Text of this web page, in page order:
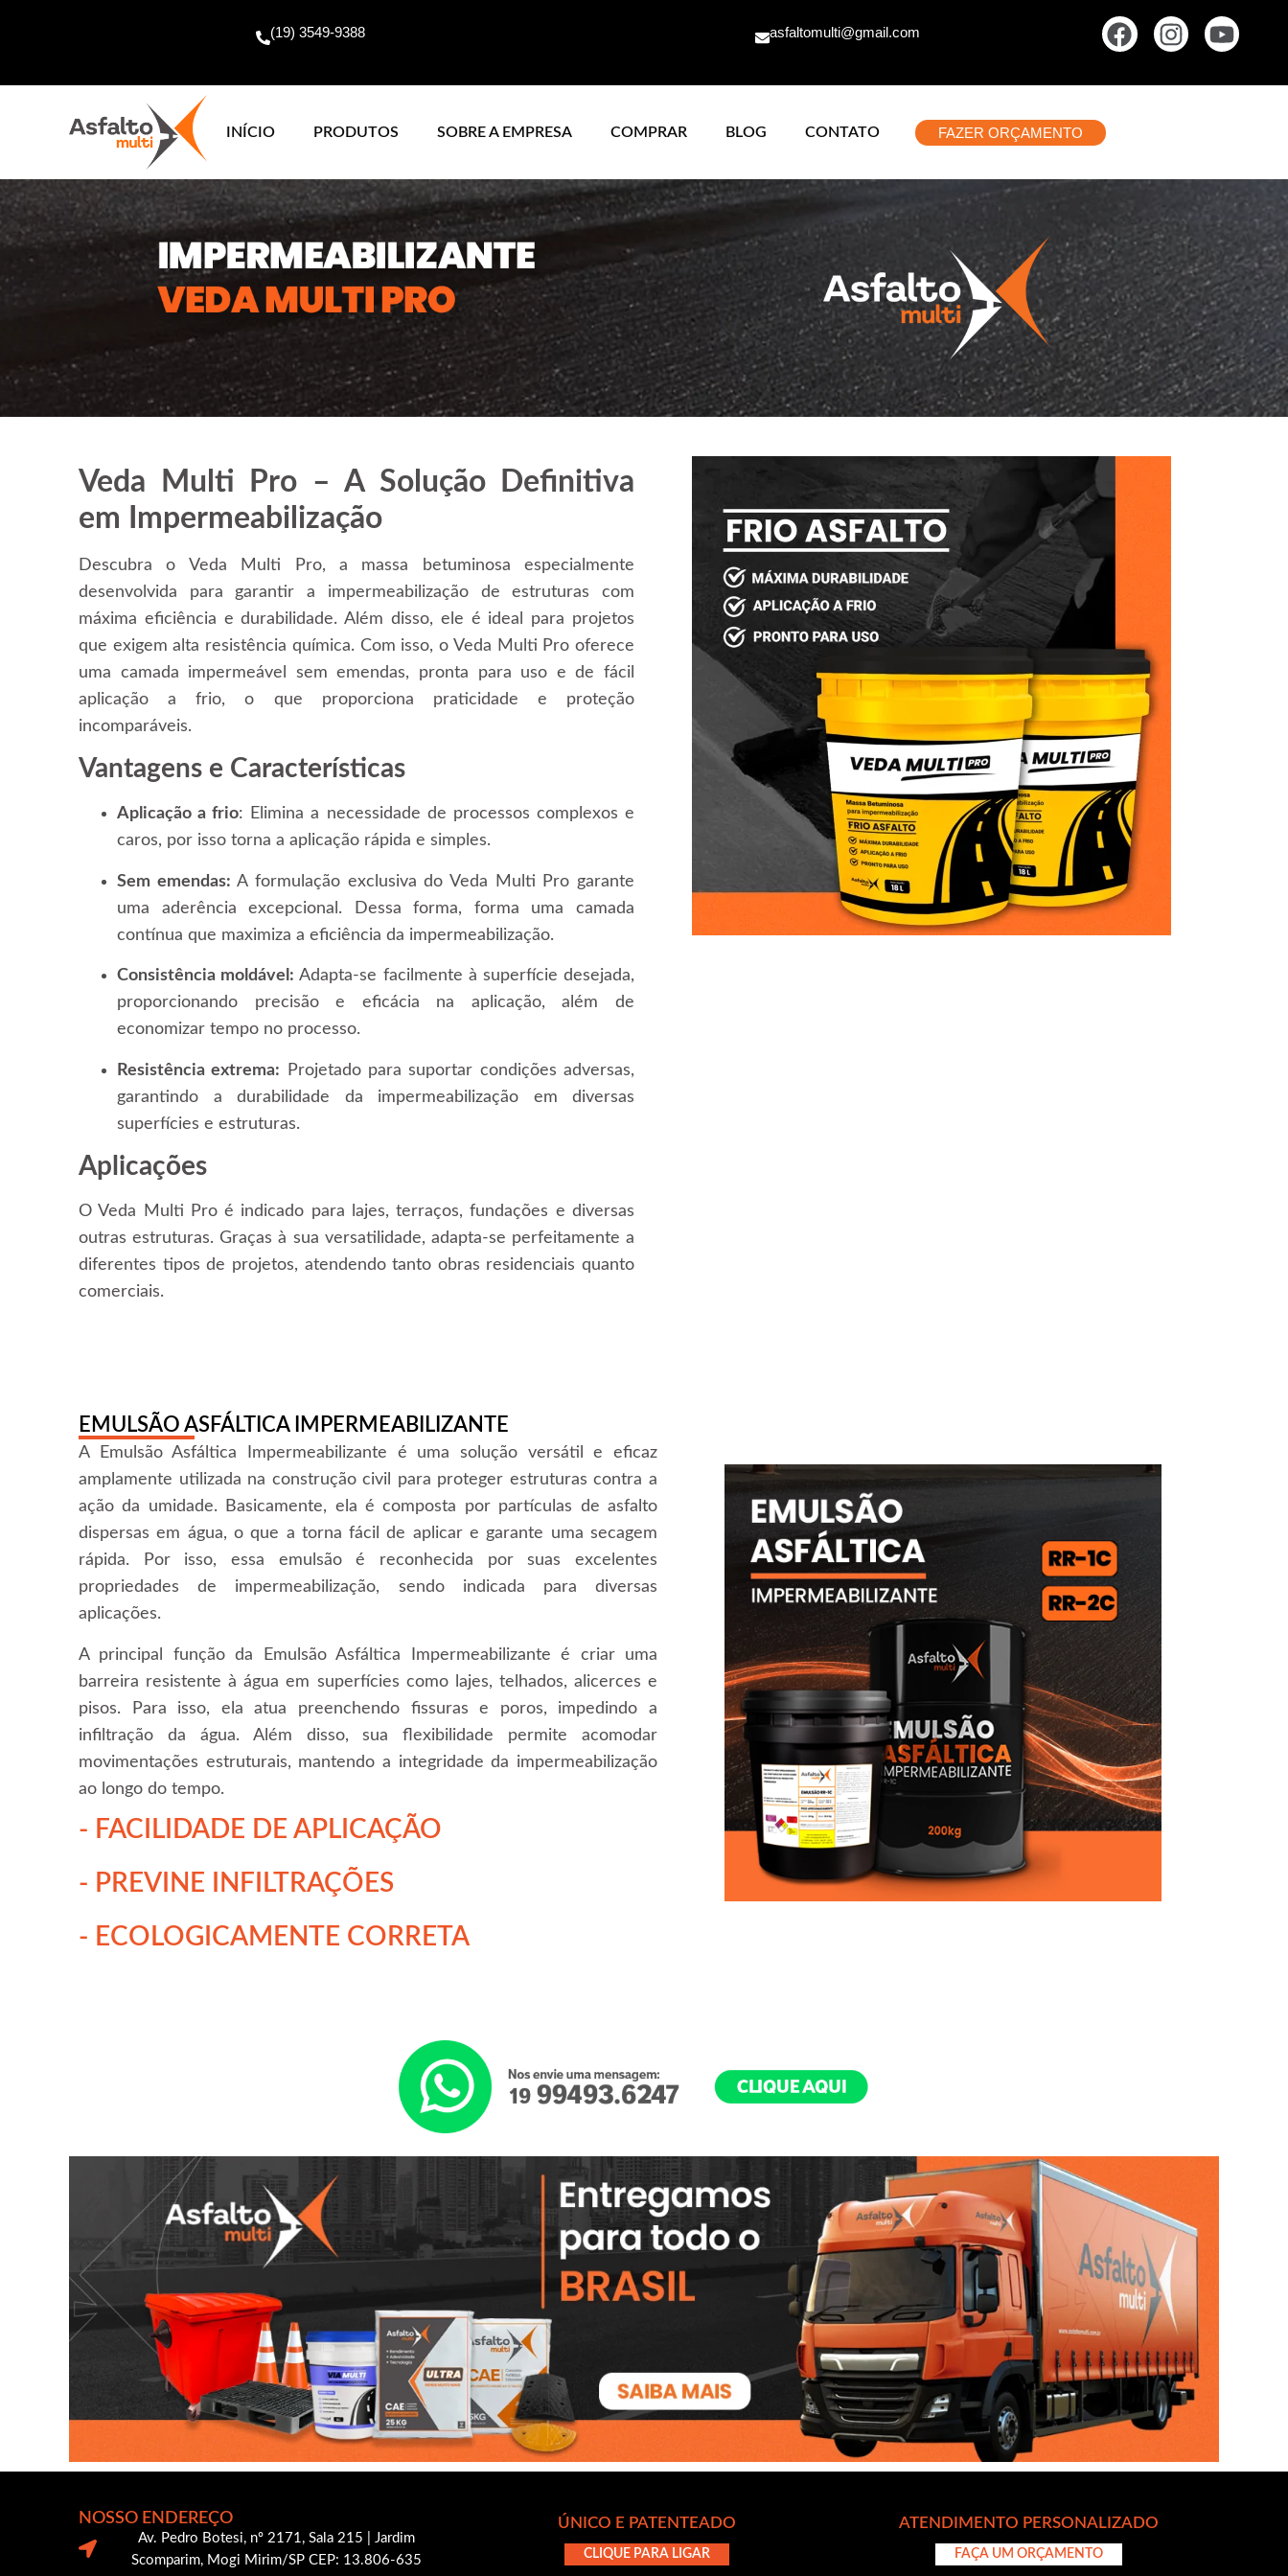
(19) 3549-9388 asfaltomulti@gmail.com
INÍCIO PRODUTOS SOBRE A EMPRESA COMPRAR BLOG CONTATO FAZER ORÇAMENTO
Veda Multi Pro – A Solução Definitiva
em Impermeabilização
Descubra o Veda Multi Pro, a massa betuminosa especialmente
desenvolvida para garantir a impermeabilização de estruturas com
máxima eficiência e durabilidade. Além disso, ele é ideal para projetos
que exigem alta resistência química. Com isso, o Veda Multi Pro oferece
uma camada impermeável sem emendas, pronta para uso e de fácil
aplicação a frio, o que proporciona praticidade e proteção
incomparáveis.
Vantagens e Características
Aplicação a frio: Elimina a necessidade de processos complexos e
caros, por isso torna a aplicação rápida e simples.
Sem emendas: A formulação exclusiva do Veda Multi Pro garante
uma aderência excepcional. Dessa forma, forma uma camada
contínua que maximiza a eficiência da impermeabilização.
Consistência moldável: Adapta-se facilmente à superfície desejada,
proporcionando precisão e eficácia na aplicação, além de
economizar tempo no processo.
Resistência extrema: Projetado para suportar condições adversas,
garantindo a durabilidade da impermeabilização em diversas
superfícies e estruturas.
Aplicações
O Veda Multi Pro é indicado para lajes, terraços, fundações e diversas
outras estruturas. Graças à sua versatilidade, adapta-se perfeitamente a
diferentes tipos de projetos, atendendo tanto obras residenciais quanto
comerciais.
EMULSÃO ASFÁLTICA IMPERMEABILIZANTE
A Emulsão Asfáltica Impermeabilizante é uma solução versátil e eficaz
amplamente utilizada na construção civil para proteger estruturas contra a
ação da umidade. Basicamente, ela é composta por partículas de asfalto
dispersas em água, o que a torna fácil de aplicar e garante uma secagem
rápida. Por isso, essa emulsão é reconhecida por suas excelentes
propriedades de impermeabilização, sendo indicada para diversas
aplicações.
A principal função da Emulsão Asfáltica Impermeabilizante é criar uma
barreira resistente à água em superfícies como lajes, telhados, alicerces e
pisos. Para isso, ela atua preenchendo fissuras e poros, impedindo a
infiltração da água. Além disso, sua flexibilidade permite acomodar
movimentações estruturais, mantendo a integridade da impermeabilização
ao longo do tempo.
- FACILIDADE DE APLICAÇÃO
- PREVINE INFILTRAÇÕES
- ECOLOGICAMENTE CORRETA
NOSSO ENDEREÇO
Av. Pedro Botesi, nº 2171, Sala 215 | Jardim
Scomparim, Mogi Mirim/SP CEP: 13.806-635
CLIQUE PARA LIGAR
ÚNICO E PATENTEADO ATENDIMENTO PERSONALIZADO
FAÇA UM ORÇAMENTO